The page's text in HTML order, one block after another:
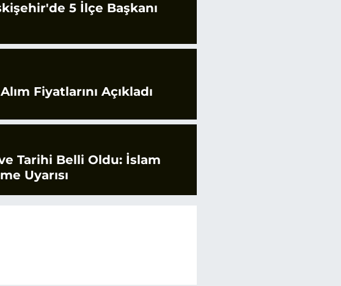
5 İlçe Başkanı
Fiyatlarını Açıkladı
Tarihi Belli Oldu: İslam
Uyarısı